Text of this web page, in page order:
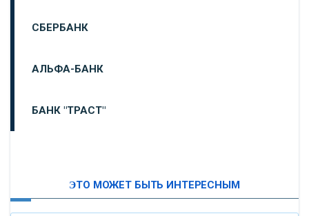
СБЕРБАНК
АЛЬФА-БАНК
БАНК "ТРАСТ"
ЭТО МОЖЕТ БЫТЬ ИНТЕРЕСНЫМ